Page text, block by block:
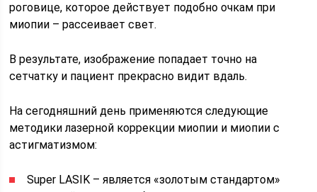
роговице, которое действует подобно очкам при
миопии – рассеивает свет.
В результате, изображение попадает точно на
сетчатку и пациент прекрасно видит вдаль.
На сегодняшний день применяются следующие
методики лазерной коррекции миопии и миопии с
астигматизмом:
Super LASIK – является «золотым стандартом»